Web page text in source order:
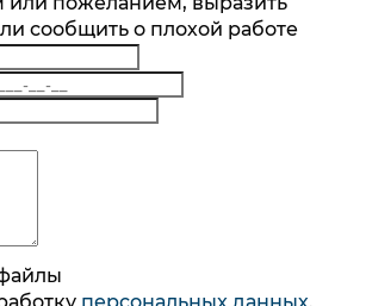
первыми
обработкуперсональных данных
прав, связанных с
данных, механизмом
110, пом. 406
дачи согласия
*
сообщить о плохой работе